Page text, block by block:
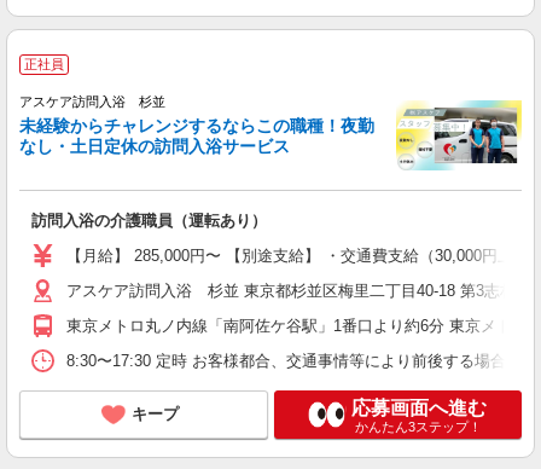
正社員
アスケア訪問入浴 杉並
未経験からチャレンジするならこの職種！夜勤
なし・土日定休の訪問入浴サービス
訪問入浴の介護職員（運転あり）
【月給】 285,000円〜 【別途支給】 ・交通費支給（30,000円上
アスケア訪問入浴 杉並 東京都杉並区梅里二丁目40-18 第3志村ビ
東京メトロ丸ノ内線「南阿佐ケ谷駅」1番口より約6分 東京メト
8:30〜17:30 定時 お客様都合、交通事情等により前後する場合あ
キープ 応募画面へ進む
かんたん3ステップ！